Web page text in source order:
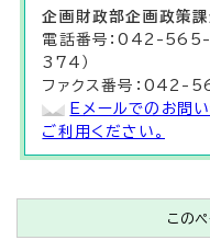
企画財政部企画政策課
電話番号：042-565-
374）
ファクス番号：
Eメールでのお問
ご利用ください。
この